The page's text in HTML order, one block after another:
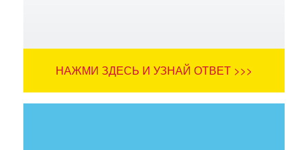
НАЖМИ ЗДЕСЬ И УЗНАЙ ОТВЕТ >>>